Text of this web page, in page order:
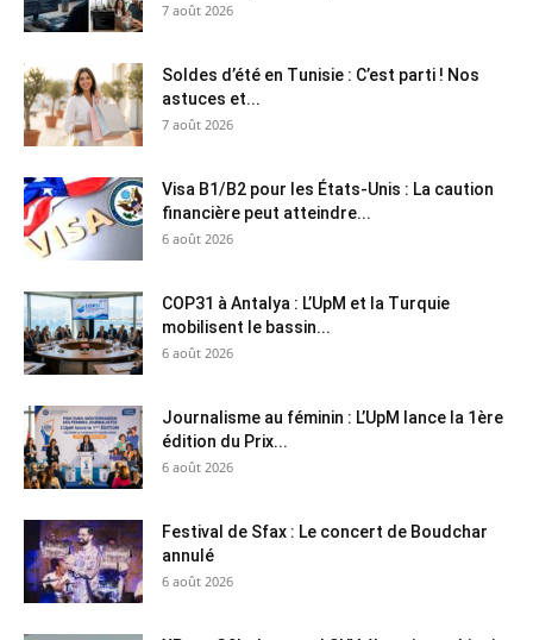
7 août 2026
Soldes d’été en Tunisie : C’est parti ! Nos
astuces et...
7 août 2026
Visa B1/B2 pour les États-Unis : La caution
financière peut atteindre...
6 août 2026
COP31 à Antalya : L’UpM et la Turquie
mobilisent le bassin...
6 août 2026
Journalisme au féminin : L’UpM lance la 1ère
édition du Prix...
6 août 2026
Festival de Sfax : Le concert de Boudchar
annulé
6 août 2026